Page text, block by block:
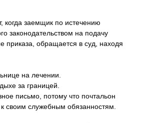
когда заемщик по истечению
законодательством на подачу
приказа, обращается в суд, находя
на лечении.
за границей.
письмо, потому что почтальон
своим служебным обязанностям.